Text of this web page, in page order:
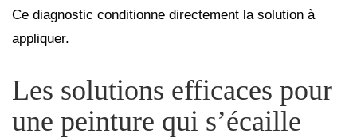
Ce diagnostic conditionne directement la solution à
appliquer.
Les solutions efficaces pour
une peinture qui s’écaille